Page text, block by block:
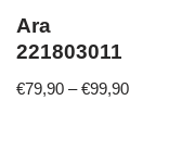
Ara
221803011
€79,90 –€99,90